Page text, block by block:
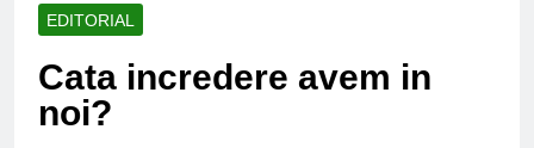
campanie ale lui
Donald Trump
EDITORIAL
Cata incredere avem in
noi?